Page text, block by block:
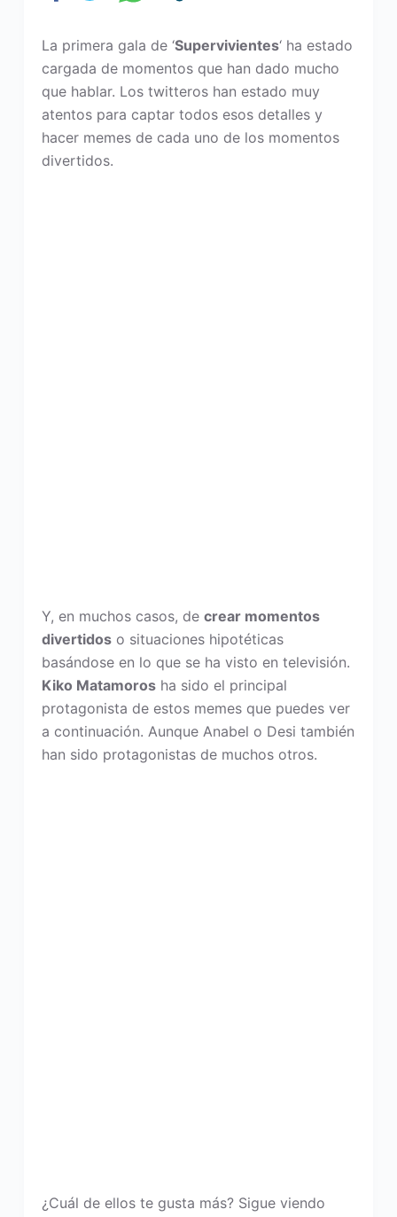
La primera gala de ‘Supervivientes‘ ha estado
cargada de momentos que han dado mucho
que hablar. Los twitteros han estado muy
atentos para captar todos esos detalles y
hacer memes de cada uno de los momentos
divertidos.
Y, en muchos casos, de crear momentos
divertidoso situaciones hipotéticas
basándose en lo que se ha visto en televisión.
Kiko Matamorosha sido el principal
protagonista de estos memes que puedes ver
a continuación. Aunque Anabel o Desi también
han sido protagonistas de muchos otros.
¿Cuál de ellos te gusta más? Sigue viendo